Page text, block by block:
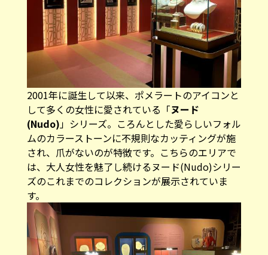
2001年に誕生して以来、ポメラートのアイコンと
して多くの女性に愛されている「ヌード
(Nudo) 」シリーズ。ころんとした愛らしいフォル
ムのカラーストーンに不規則なカッティングが施
され、爪がないのが特徴です。こちらのエリアで
は、大人女性を魅了し続けるヌード(Nudo)シリー
ズのこれまでのコレクションが展示されていま
す。